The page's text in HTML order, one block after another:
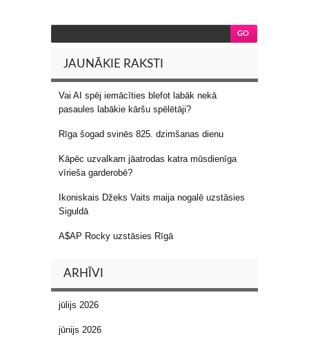
JAUNĀKIE RAKSTI
Vai AI spēj iemācīties blefot labāk nekā
pasaules labākie kāršu spēlētāji?
Rīga šogad svinēs 825. dzimšanas dienu
Kāpēc uzvalkam jāatrodas katra mūsdienīga
vīrieša garderobē?
Ikoniskais Džeks Vaits maija nogalē uzstāsies
Siguldā
A$AP Rocky uzstāsies Rīgā
ARHĪVI
jūlijs 2026
jūnijs 2026